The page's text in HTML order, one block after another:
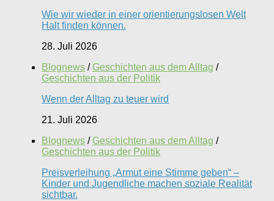
Wie wir wieder in einer orientierungslosen Welt
Halt finden können.
28. Juli 2026
Blognews / Geschichten aus dem Alltag /
Geschichten aus der Politik
Wenn der Alltag zu teuer wird
21. Juli 2026
Blognews / Geschichten aus dem Alltag /
Geschichten aus der Politik
Preisverleihung „Armut eine Stimme geben“ –
Kinder und Jugendliche machen soziale Realität
sichtbar.